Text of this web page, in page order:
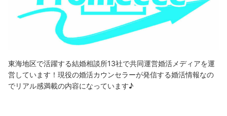
東海地区で活躍する結婚相談所13社で共同運営婚活メディアを運
営しています！現役の婚活カウンセラーが発信する婚活情報なの
でリアル感満載の内容になっています♪